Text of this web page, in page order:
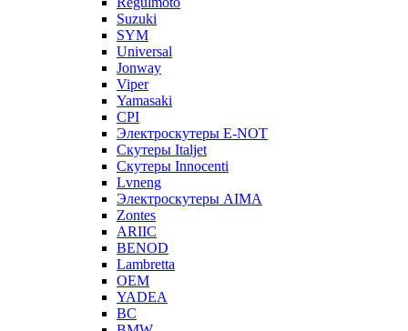
Suzuki
SYM
Universal
Jonway
Viper
Yamasaki
CPI
Электроскутеры E-NOT
Скутеры Italjet
Скутеры Innocenti
Lvneng
Электроскутеры AIMA
Zontes
ARIIC
BENOD
Lambretta
OEM
YADEA
BC